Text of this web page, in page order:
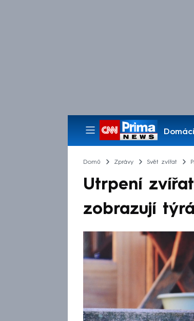
Domácí
Pořady
Domů Zprávy Svět zvířat
Utrpení
zobrazují